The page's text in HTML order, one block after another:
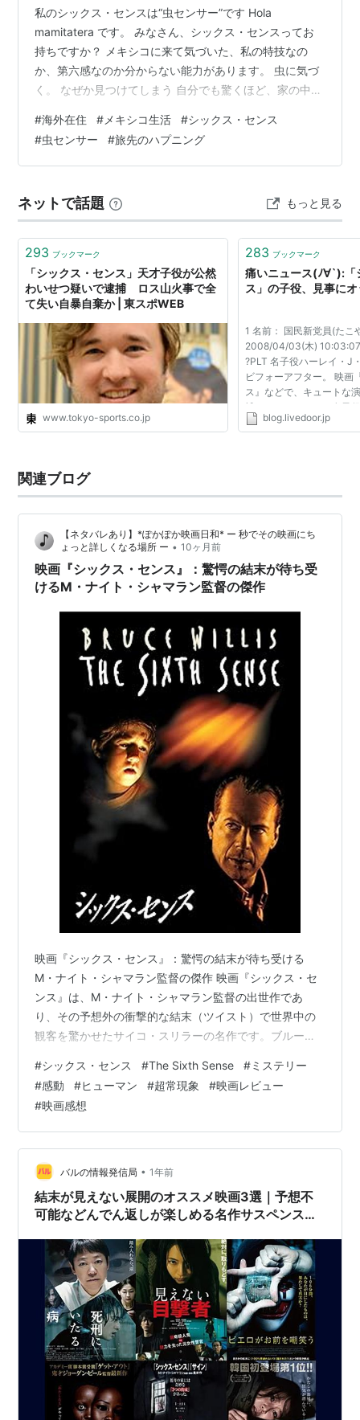
ダレン………………………ピーター・タンバキス
ボビー……………………… ジェフリー・ザバーニス
スタンリー・カニンガム…ブルース・ノリス
ショーン……………………グレン・フィッツジェラルド
概要
高名な精神科医のマルコムは、かつて担当して
いた患者からの凶弾に倒れてしまう。リハビリを
果たした彼は、複雑な症状を抱えた少年・コール
の治療に取り掛かる事に。コールは常人には無い
特殊な“第6感”、死者を見る事ができる能力を持っ
ていた。コールを治療しながら、彼によって自ら
の心も癒されていくマルコム。そして彼には予想
も付かない真実が待ち受けていた・・・。世界中
をアッといわせた驚愕のトリックは、作品を見て
のお楽しみ。
（allsinemaより）
アカデミー賞
候補：作品賞、監督賞、オリジナル脚本賞、編集
賞、助演男優賞（ハーレイ・ジョエル・オスメン
ト）、助演女優賞（トニ・コレット）
DVD&VIDEO版
ブルース・ウィリス：菅生隆之
ハーレイ・ジョエル・オスメント：矢島晶子
トニ・コレット：勝生真沙子
オリビア・ウィリアムズ：唐沢潤
ミスチャ・バートン：林玉緒
ドニー・ウォールバーグ：伊藤和晃
ジェフリー・ザバーニス：津村まこと
ブルース・ノリス：後藤敦
日本テレビ版
ブルース・ウィリス：内田直哉
ハーレイ・ジョエル・オスメント：矢島晶子
トニ・コレット：堀越真己
オリビア・ウィリアムズ：島本須美
ドニー・ウォルバーグ：平田広明
トレバー・モーガン：亀井芳子
ブルース・ノリス：青山穣
Amazon.co.jpより
小児精神科医マルコム・クロウは、診ていた患者
から撃たれてリハビリ生活を送ることに。そして
私のシックス・センスは“虫センサー”です Hola
mamitatera です。 みなさん、シックス・センスってお
持ちですか？ メキシコに来て気づいた、私の特技なの
か、第六感なのか分からない能力があります。 虫に気づ
く。 なぜか見つけてしまう 自分でも驚くほど、家の中の
ざとく見つけます。日本より大きいものもいる気がしま
す。 ふと気になって視線を向けた場所に、いる。 そんな
ことが本当に多いんです。 ちなみに、虫は苦手です。 ミ
い！ なのに、気づく。 こんな乾燥した国なのにカタツム
リがいて、私に…
#海外在住 # メキシコ生活 #シックス・センス
#虫センサー #旅先のハプニング
ネットで話題 もっと見る
293 ブックマーク
「シックス・センス」天才子役が公然
わいせつ疑いで逮捕 ロス山火事で全
て失い自暴自棄か | 東スポWEB
www.tokyo-sports.co.jp
283 ブックマーク
痛いニュース(ﾉ∀`):「
ス」の子役、見事に
1 名前： 国民新党員(たこ
2008/04/03(木)
?PLT 名子役ハーレイ・J
ビフォーアフター。 映画
ス』などで、キュートな
博したハリウッドの名子
エル・オスメント君が、
blog.livedoor.jp
関連ブログ
【ネタバレあり】*ぽかぽか映画日和* ー 秒でその映画にち
ょっと詳しくなる場所 ー • 10ヶ月前
映画『シックス・センス』：驚愕の結末が待ち受
けるM・ナイト・シャマラン監督の傑作
映画『シックス・センス』：驚愕の結末が待ち受ける
M・ナイト・シャマラン監督の傑作 映画『シックス・セ
ンス』は、M・ナイト・シャマラン監督の出世作であ
り、その予想外の衝撃的な結末（ツイスト）で世界中の
観客を驚かせたサイコ・スリラーの名作です。ブルー
ウと、ハーレイ・ジョエル・オスメント演じる特別な能
力を持つ少年コール・シアーが出会うことから物語は始
まります。コールは、生きている人間には見えない「死
者」を見ることができるという、常人には理解しがたい
苦悩を抱えていました。マルコムは、過去に担当患者を
救えなかったという後悔の念から、コールを助けること
に深…
#シックス・センス #The Sixth Sense #ミステリー
#感動 #ヒューマン #超常現象 #映画レビュー
#映画感想
バルの情報発信局 • 1年前
結末が見えない展開のオススメ映画3選｜予想不
可能などんでん返しが楽しめる名作サスペンス映